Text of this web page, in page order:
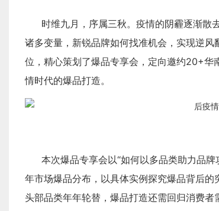
时维九月，序属三秋。疫情的阴霾逐渐散
诸多变量，新锐品牌如何找准机会，实现逆
位，精心策划了爆品专享会，定向邀约20+华
情时代的爆品打造。
本次爆品专享会以“如何以多品类助力品
年市场爆品分布，以具体实例探究爆品背后
头部品类年年轮替，爆品打造还需回归消费